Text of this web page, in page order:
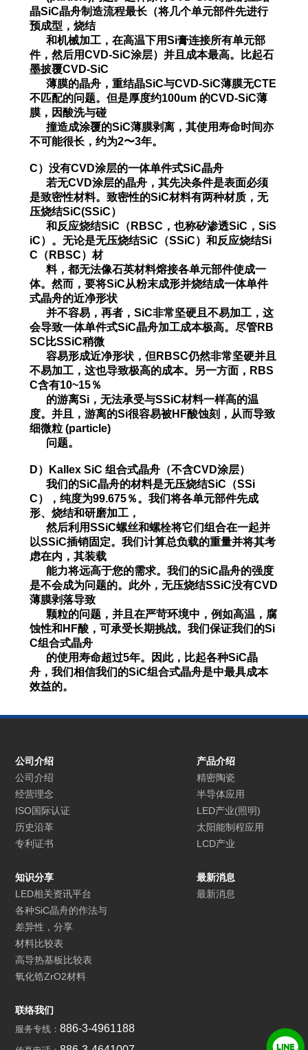
晶SiC晶舟制造流程最长（将几个单元部件先进行
预成型，烧结
和机械加工，在高温下用Si膏连接所有单元部
件，然后用CVD-SiC涂层）并且成本最高。比起石
墨披覆CVD-SiC
薄膜的晶舟，重结晶SiC与CVD-SiC薄膜无CTE
不匹配的问题。但是厚度约100um 的CVD-SiC薄
膜，因酸洗与碰
撞造成涂覆的SiC薄膜剥离， 其使用寿命时间亦
不可能很长，约为2〜3年。
C）没有CVD涂层的一体单件式SiC晶舟
若无CVD涂层的晶舟，其先决条件是表面必须
是致密性材料。致密性的SiC材料有两种材质，无
压烧结SiC(SSiC）
和反应烧结SiC（RBSC，也称矽渗透SiC，SiS
iC）。无论是无压烧结SiC（SSiC）和反应烧结Si
C（RBSC）材
料， 都无法像石英材料熔接各单元部件使成一
体。然而，要将SiC从粉末成形并烧结成一体单件
式晶舟的近净形状
并不容易，再者， SiC非常坚硬且不易加工，这
会导致一体单件式SiC晶舟加工成本极高。尽管RB
SC比SSiC稍微
容易形成近净形状，但RBSC仍然非常坚硬并且
不易加工，这也导致极高的成本。另一方面，RBS
C含有10~15％
的游离Si，无法承受与SSiC材料一样高的温
度。并且，游离的Si很容易被HF酸蚀刻，从而导致
细微粒 (particle)
问题。
D）Kallex SiC 组合式晶舟（不含CVD涂层）
我们的SiC晶舟的材料是无压烧结SiC（SSi
C），纯度为99.675％。我们将各单元部件先成
形、烧结和研磨加工，
然后利用SSiC螺丝和螺栓将它们组合在一起并
以SSiC插销固定。我们计算总负载的重量并将其考
虑在内，其装载
能力将远高于您的需求。我们的SiC晶舟的强度
是不会成为问题的。此外，无压烧结SSiC没有CVD
薄膜剥落导致
颗粒的问题，并且在严苛环境中， 例如高温，腐
蚀性和HF酸，可承受长期挑战。我们保证我们的Si
C组合式晶舟
的使用寿命超过5年。因此，比起各种SiC晶
舟，我们相信我们的SiC组合式晶舟是中最具成本
效益的。
公司介绍
公司介绍
经营理念
ISO国际认证
历史沿革
专利证书
产品介绍
精密陶瓷
半导体应用
LED产业(照明)
太阳能制程应用
LCD产业
知识分享
LED相关资讯平台
各种SiC晶舟的作法与
差异性，分享
材料比较表
高导热基板比较表
氧化锆ZrO2材料
最新消息
最新消息
联络我们
服务专线：886-3-4961188